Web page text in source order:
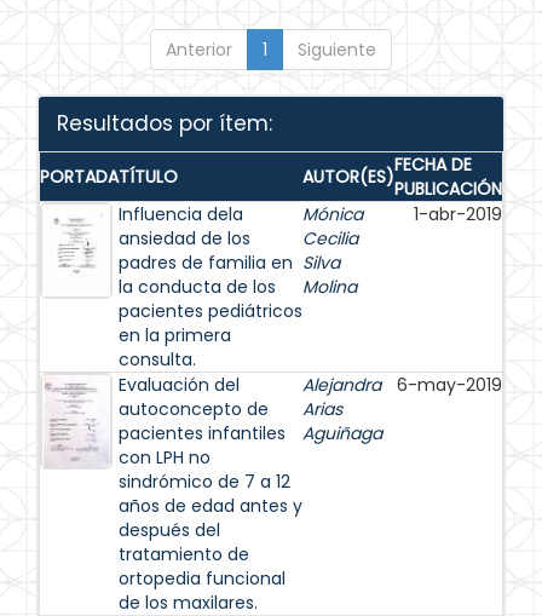
Anterior 1 Siguiente
Resultados por ítem:
PORTADATÍTULO AUTOR(ES)FECHA DE
PUBLICACIÓN
Influencia dela
ansiedad de los
padres de familia en
la conducta de los
pacientes pediátricos
en la primera
consulta.
Mónica
Cecilia
Silva
Molina
1-abr-2019
Evaluación del
autoconcepto de
pacientes infantiles
con LPH no
sindrómico de 7 a 12
años de edad antes y
después del
tratamiento de
ortopedia funcional
de los maxilares.
Alejandra
Arias
Aguiñaga
6-may-2019